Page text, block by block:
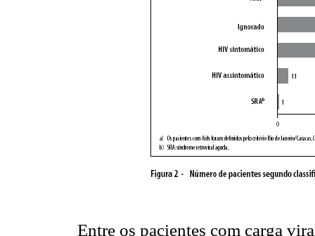
Entre os pacientes com carga